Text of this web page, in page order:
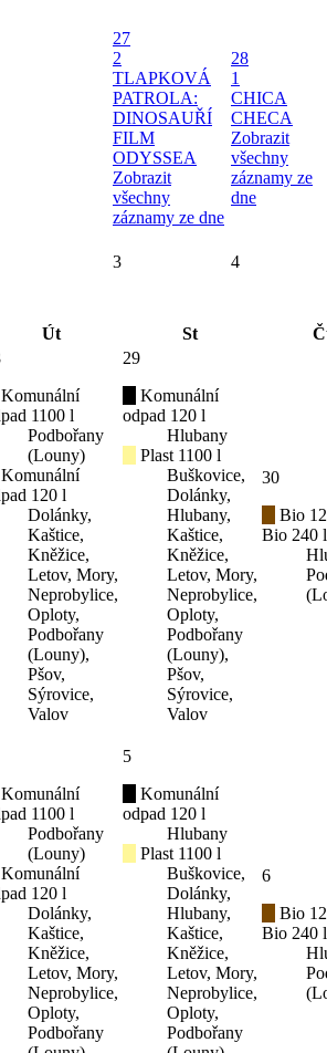
27
2
TLAPKOVÁ
PATROLA:
DINOSAUŘÍ
FILM
ODYSSEA
Zobrazit
všechny
záznamy ze dne
28
1
CHICA
CHECA
Zobrazit
všechny
záznamy ze
dne
3 4
Út St
Komunální
1100 l
Podbořany
(Louny)
Komunální
120 l
Dolánky,
Kaštice,
Kněžice,
Letov, Mory,
Neprobylice,
Oploty,
Podbořany
(Louny),
Pšov,
Sýrovice,
Valov
29
Komunální
odpad 120 l
Hlubany
Plast 1100 l
Buškovice,
Dolánky,
Hlubany,
Kaštice,
Kněžice,
Letov, Mory,
Neprobylice,
Oploty,
Podbořany
(Louny),
Pšov,
Sýrovice,
Valov
30
Bio
Bio 240 l
Komunální
1100 l
Podbořany
(Louny)
Komunální
120 l
Dolánky,
Kaštice,
Kněžice,
Letov, Mory,
Neprobylice,
Oploty,
Podbořany
5
Komunální
odpad 120 l
Hlubany
Plast 1100 l
Buškovice,
Dolánky,
Hlubany,
Kaštice,
Kněžice,
Letov, Mory,
Neprobylice,
Oploty,
Podbořany
6
Bio
Bio 240 l